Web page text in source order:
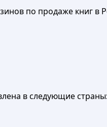
по продаже книг в
в следующие